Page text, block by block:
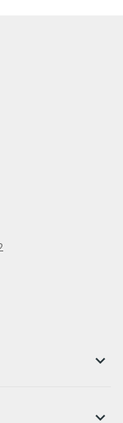
keyboard_arrow_down
keyboard_arrow_down